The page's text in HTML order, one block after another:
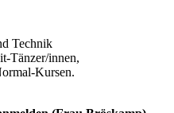
Technik
Tänzer/innen,
Kursen.